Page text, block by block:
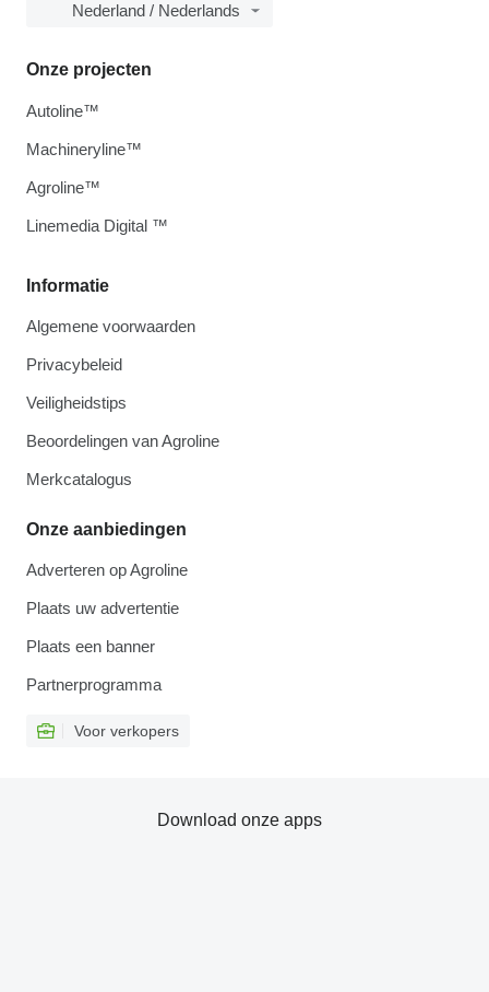
Nederland / Nederlands
Informatie
Algemene voorwaarden
Privacybeleid
Veiligheidstips
Beoordelingen van Agroline
Merkcatalogus
Onze aanbiedingen
Adverteren op Agroline
Plaats uw advertentie
Plaats een banner
Partnerprogramma
Voor verkopers
Onze projecten
Autoline™
Machineryline™
Agroline™
Linemedia Digital ™
Download onze apps